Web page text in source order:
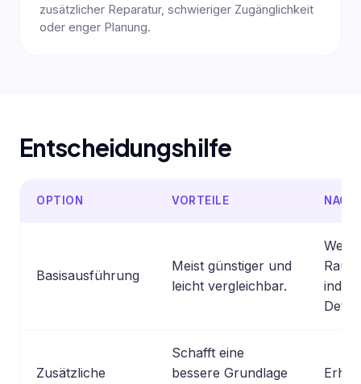
zusätzlicher Reparatur, schwieriger Zugänglichkeit
oder enger Planung.
Entscheidungshilfe
OPTION VORTEILE
Basisausführung
Meist günstiger und
leicht vergleichbar.
Zusätzliche
Schafft eine
bessere Grundlage